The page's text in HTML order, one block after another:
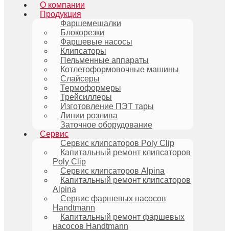
О компании
Продукция
Фаршемешалки
Блокорезки
Фаршевые насосы
Клипсаторы
Пельменные аппараты
Котлетоформовочные машины
Слайсеры
Термоформеры
Трейсиллеры
Изготовление ПЭТ тары
Линии розлива
Заточное оборудование
Сервис
Сервис клипсаторов Poly Clip
Капитальный ремонт клипсаторов
Poly Clip
Сервис клипсаторов Alpina
Капитальный ремонт клипсаторов
Alpina
Сервис фаршевых насосов
Handtmann
Капитальный ремонт фаршевых
насосов Handtmann